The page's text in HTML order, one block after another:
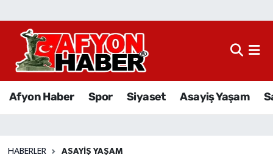
Afyon Haber Spor Siyaset Asayiş Yaşam
HABERLER ASAYIŞ YAŞAM
Afyon Haber